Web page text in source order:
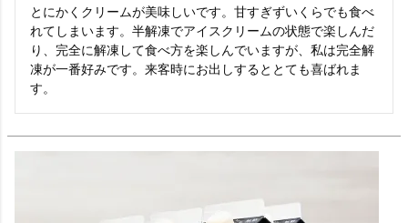
とにかくクリームが美味しいです。甘すぎずいくらでも食べ
れてしまいます。半解凍でアイスクリームの状態で楽しんだ
り、完全に解凍して食べ方を楽しんでいますが、私は完全解
凍が一番好みです。来客時にお出しするととても喜ばれま
す。